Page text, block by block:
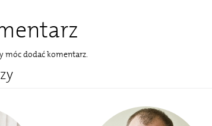
móc dodać komentarz.